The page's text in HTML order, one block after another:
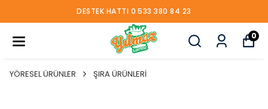
DESTEK HATTI 0 533 380 84 23
0
YÖRESEL ÜRÜNLER ŞIRA ÜRÜNLERİ